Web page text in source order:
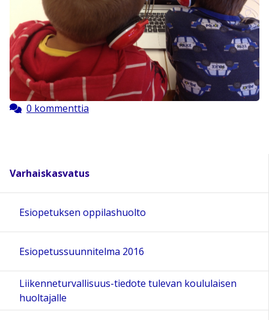
0 kommenttia
Varhaiskasvatus
Esiopetuksen oppilashuolto
Esiopetussuunnitelma 2016
Liikenneturvallisuus-tiedote tulevan koululaisen
huoltajalle